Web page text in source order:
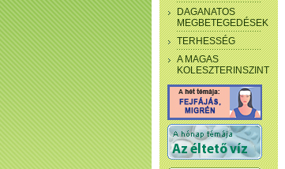
DAGANATOS
MEGBETEGEDÉSEK
TERHESSÉG
A MAGAS
KOLESZTERINSZINT